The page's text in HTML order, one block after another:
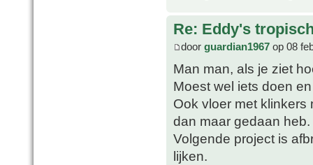
Re: Eddy's
door guardian1967 op 08
Man man, als je ziet
Moest wel iets doen
Ook vloer met
dan maar gedaan heb.
Volgende project is
lijken.